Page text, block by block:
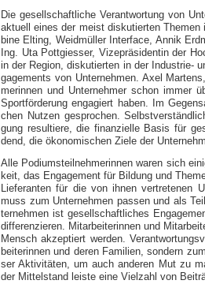
Die ge­sell­schaft­li­che Ver­ant­wor­tung von
ak­tu­ell ei­nes der meist dis­ku­tier­ten
bine El­ting, Weid­mül­ler In­ter­fa­ce, An­nik
Ing. Uta Pott­gies­ser, Vi­ze­prä­si­den­tin der
in der Re­gion, dis­ku­tier­ten in der In­dus­trie-
ga­ge­ments von Un­ter­neh­men. Axel
me­rin­nen und Un­ter­neh­mer schon im­mer
Sport­för­de­rung en­ga­giert ha­ben. Im
chen Nut­zen ge­spro­chen.
gung re­sul­tie­re, die fi­nan­zi­elle Ba­sis für
dend, die ö­ko­no­mi­schen Ziele der
Alle Po­di­ums­teil­neh­me­rin­nen wa­ren sich
keit, das En­ga­ge­ment für Bil­dung und
Lie­fe­ran­ten für die von ih­nen ver­tre­te­nen
muss zum Un­ter­neh­men pas­sen und als
ter­neh­men ist ge­sell­schaft­li­ches
dif­fe­ren­zie­ren. Mit­ar­bei­te­rin­nen und
Mensch ak­zep­tiert wer­den.
bei­te­rin­nen und de­ren Fa­mi­li­en, son­dern
ser Ak­ti­vitäten, um auch an­de­ren Mut zu
der Mit­tel­stand leiste eine Viel­zahl von